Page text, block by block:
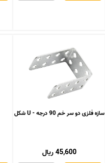
سازه فلزی دو سر خم 90 درجه - U شکل
45,600 ریال